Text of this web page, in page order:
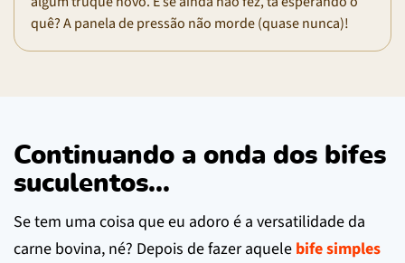
quê? A panela de pressão não morde (quase nunca)!
Continuando a onda dos bifes
suculentos...
Se tem uma coisa que eu adoro é a versatilidade da
carne bovina, né? Depois de fazer aquele bife simples